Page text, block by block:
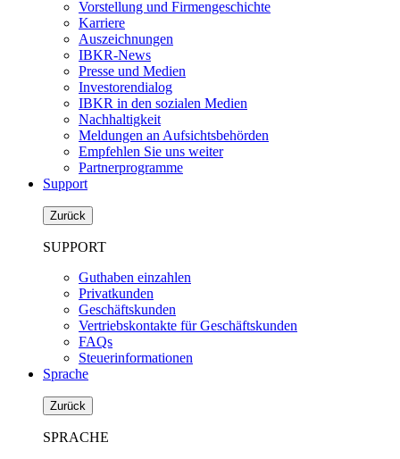
Vorstellung und Firmengeschichte
Karriere
Auszeichnungen
IBKR-News
Presse und Medien
Investorendialog
IBKR in den sozialen Medien
Nachhaltigkeit
Meldungen an Aufsichtsbehörden
Empfehlen Sie uns weiter
Partnerprogramme
Support
Zurück
SUPPORT
Guthaben einzahlen
Privatkunden
Geschäftskunden
Vertriebskontakte für Geschäftskunden
FAQs
Steuerinformationen
Sprache
Zurück
SPRACHE